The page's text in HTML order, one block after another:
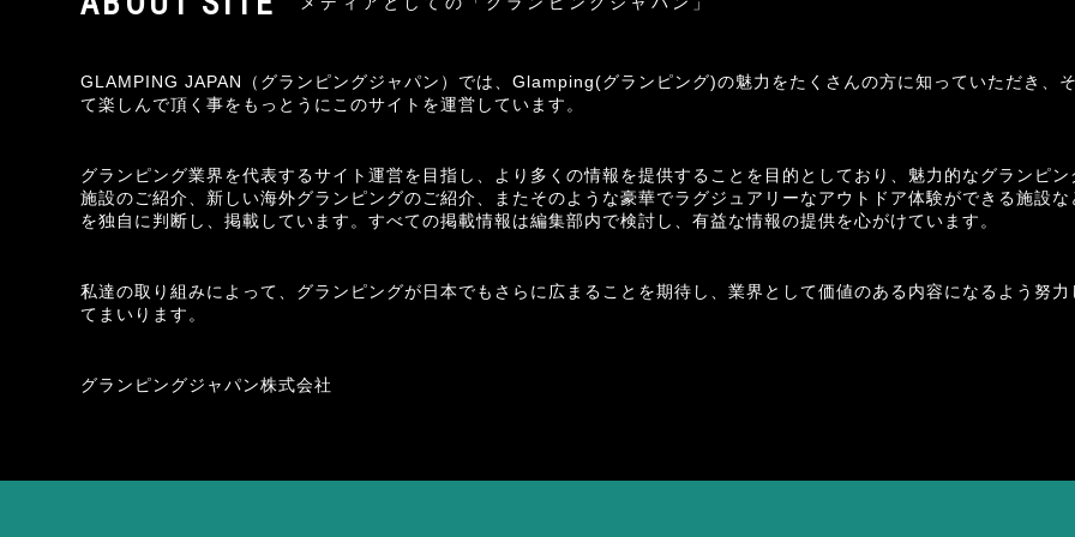
GLAMPING JAPAN（グランピングジャパン）では、Glamping(グランピング)の魅力をたくさんの方に知っていただき、
て楽しんで頂く事をもっとうにこのサイトを運営しています。
グランピング業界を代表するサイト運営を目指し、より多くの情報を提供することを目的としており、魅力的なグランピン
施設のご紹介、新しい海外グランピングのご紹介、またそのような豪華でラグジュアリーなアウトドア体験ができる施設な
を独自に判断し、掲載しています。すべての掲載情報は編集部内で検討し、有益な情報の提供を心がけています。
私達の取り組みによって、グランピングが日本でもさらに広まることを期待し、業界として価値のある内容になるよう努力
てまいります。
グランピングジャパン株式会社